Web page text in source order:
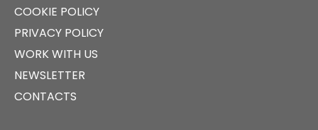
COOKIE POLICY
PRIVACY POLICY
WORK WITH US
NEWSLETTER
CONTACTS